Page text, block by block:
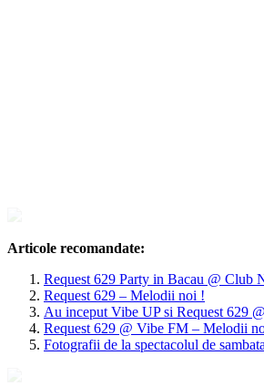
Articole recomandate:
Request 629 Party in Bacau @ Club
Request 629 – Melodii noi !
Au inceput Vibe UP si Request 629
Request 629 @ Vibe FM – Melodii
Fotografii de la spectacolul de